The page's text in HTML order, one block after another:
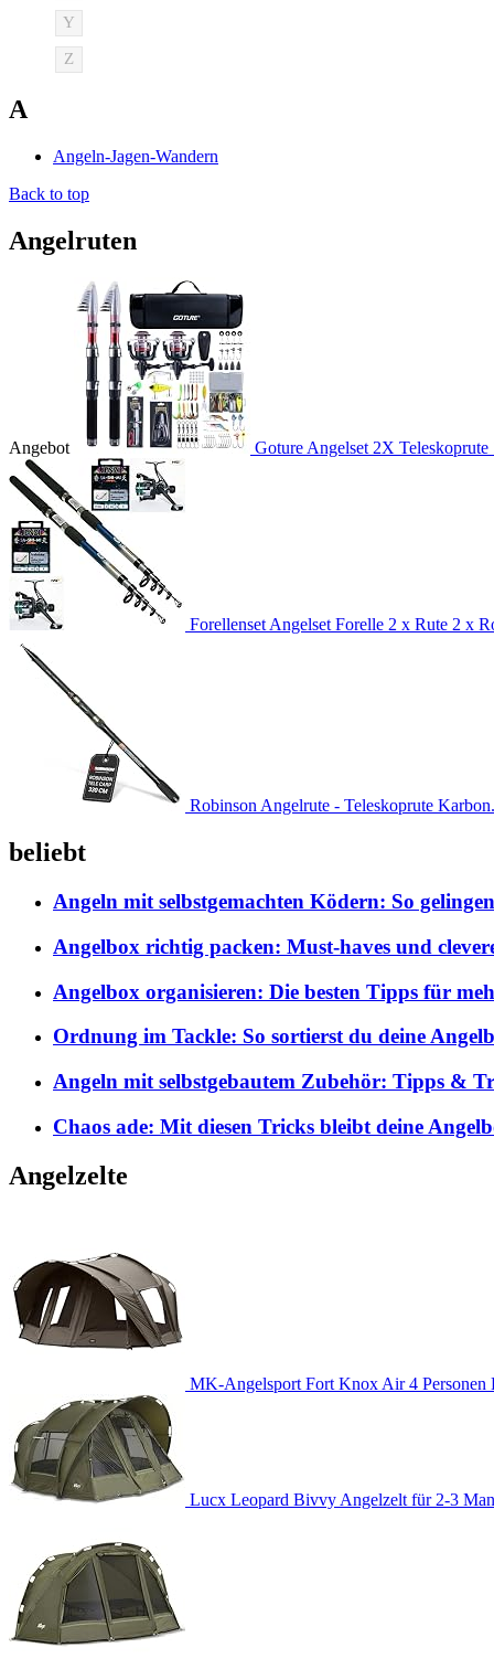
Y
Z
A
Angeln-Jagen-Wandern
Back to top
Angelruten
Angebot Goture Angelset 2X Teleskoprute
Forellenset Angelset Forelle 2 x Rute 2 x
Robinson Angelrute - Teleskoprute
beliebt
Angeln mit selbstgemachten Ködern: So
Angelbox richtig packen: Must-haves und
Angelbox organisieren: Die besten Tipps für
Ordnung im Tackle: So sortierst du deine
Angeln mit selbstgebautem Zubehör: Tipps &
Chaos ade: Mit diesen Tricks bleibt deine
Angelzelte
MK-Angelsport Fort Knox Air 4 Personen
Lucx Leopard Bivvy Angelzelt für 2-3